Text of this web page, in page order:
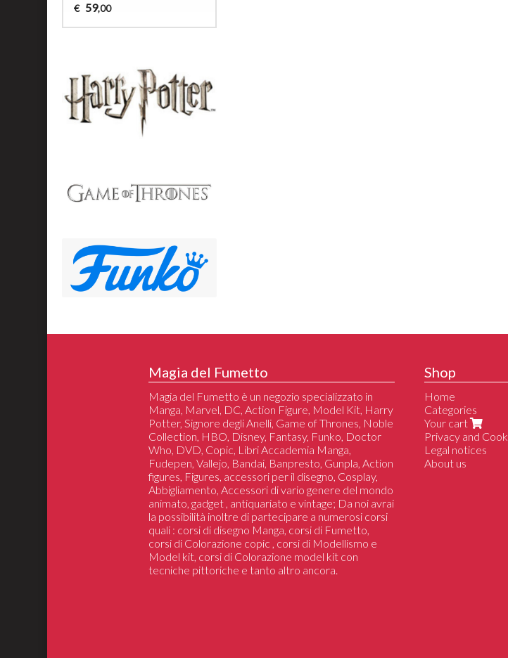
€ 59,00
Magia del Fumetto
Magia del Fumetto è un negozio specializzato in
Manga, Marvel, DC, Action Figure, Model Kit, Harry
Potter, Signore degli Anelli, Game of Thrones, Noble
Collection, HBO, Disney, Fantasy, Funko, Doctor
Who, DVD, Copic, Libri Accademia Manga,
Fudepen, Vallejo, Bandai, Banpresto, Gunpla, Action
figures, Figures, accessori per il disegno, Cosplay,
Abbigliamento, Accessori di vario genere del mondo
animato, gadget , antiquariato e vintage; Da noi avrai
la possibilità inoltre di partecipare a numerosi corsi
quali : corsi di disegno Manga, corsi di Fumetto,
corsi di Colorazione copic , corsi di Modellismo e
Model kit, corsi di Colorazione model kit con
tecniche pittoriche e tanto altro ancora.
Shop
Home
Categories
Your cart
Privacy and
Legal notices
About us